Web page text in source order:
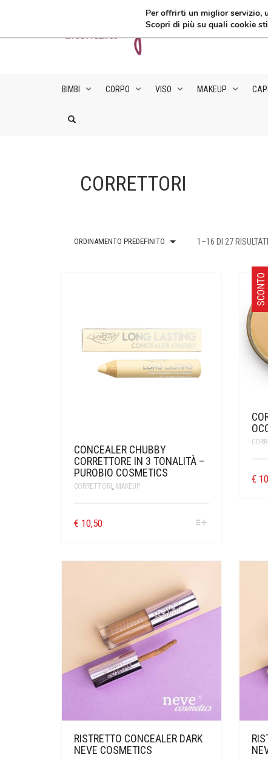
BIMBI CORPO VISO MAKEUP
CORRETTORI
ORDINAMENTO PREDEFINITO 1–16 DI 27 RISULTATI
CONCEALER CHUBBY
CORRETTORE IN 3 TONALITÀ –
PUROBIO COSMETICS
CORRETTORI , MAKEUP
€ 10,50
SCONTO
€
RISTRETTO CONCEALER DARK
NEVE COSMETICS
Per offrirti un miglior servizio,
Scopri di più su quali cookie